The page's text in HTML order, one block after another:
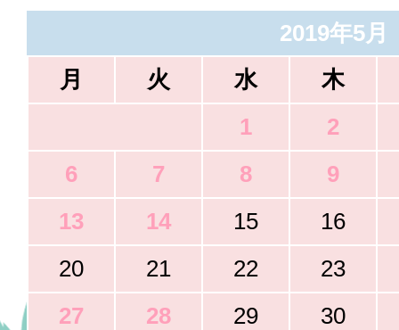
2019年5月
月
火 水 木
1
2
6
7 8
9
13
14 15
16
20
21 22
23
27
28 29 30